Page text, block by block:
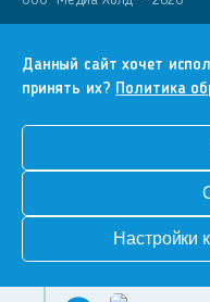
16+
Информация для
Условия
Конфиденциальность
Данный сайт хочет
принять их? Политика
Настройки